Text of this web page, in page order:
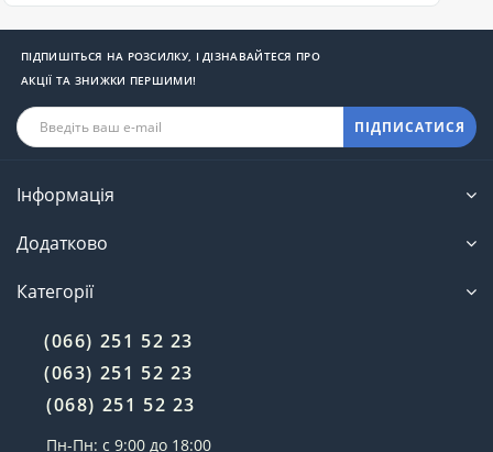
ПІДПИШІТЬСЯ НА РОЗСИЛКУ, І ДІЗНАВАЙТЕСЯ ПРО
АКЦІЇ ТА ЗНИЖКИ ПЕРШИМИ!
ПІДПИСАТИСЯ
Інформація
Додатково
Категорії
(066) 251 52 23
(063) 251 52 23
(068) 251 52 23
Пн-Пн: с 9:00 до 18:00